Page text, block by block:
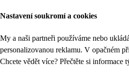
Nastavení soukromí a cookies
My a naši partneři používáme nebo
personalizovanou reklamu. V opačném
Chcete vědět více? Přečtěte si informace